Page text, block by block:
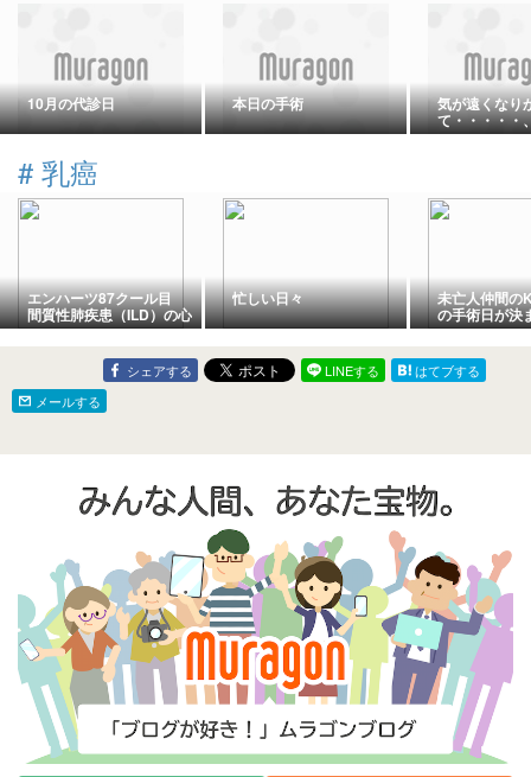
10月の代診日 本日の手術 気が遠くなり
て・・・・・
# 乳癌
エンハーツ87クール目
間質性肺疾患（ILD）の心
配事
忙しい日々 未亡人仲間の
の手術日が決
シェアする LINEする
はてブする
メールする